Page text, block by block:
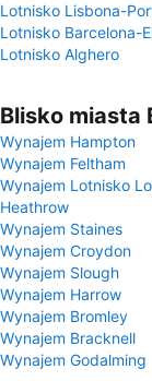
Lotnisko Lisbona-
Lotnisko Barcelona-
Lotnisko Alghero
Blisko miasta
Wynajem Hampton
Wynajem Feltham
Wynajem Lotnisko
Heathrow
Wynajem Staines
Wynajem Croydon
Wynajem Slough
Wynajem Harrow
Wynajem Bromley
Wynajem Bracknell
Wynajem Godalming